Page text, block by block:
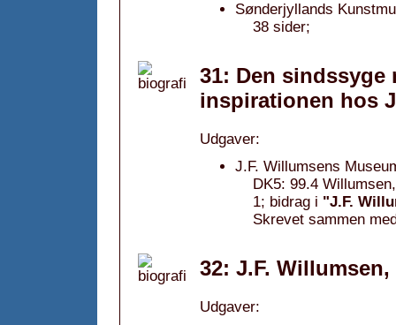
Sønderjyllands
38 sider;
31: Den sindssyge
inspirationen hos
Udgaver:
J.F. Willumsens
DK5: 99.4
1; bidrag i "J.F.
Skrevet sammen
32: J.F. Willumsen,
Udgaver: